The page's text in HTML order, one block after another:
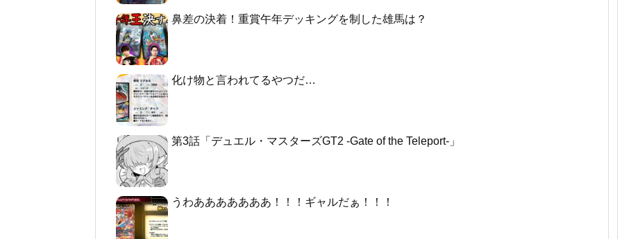
鼻差の決着！重賞午年デッキングを制した雄馬は？
化け物と言われてるやつだ…
第3話「デュエル・マスターズGT2 -Gate of the Teleport-」
うわあああああああ！！！ギャルだぁ！！！